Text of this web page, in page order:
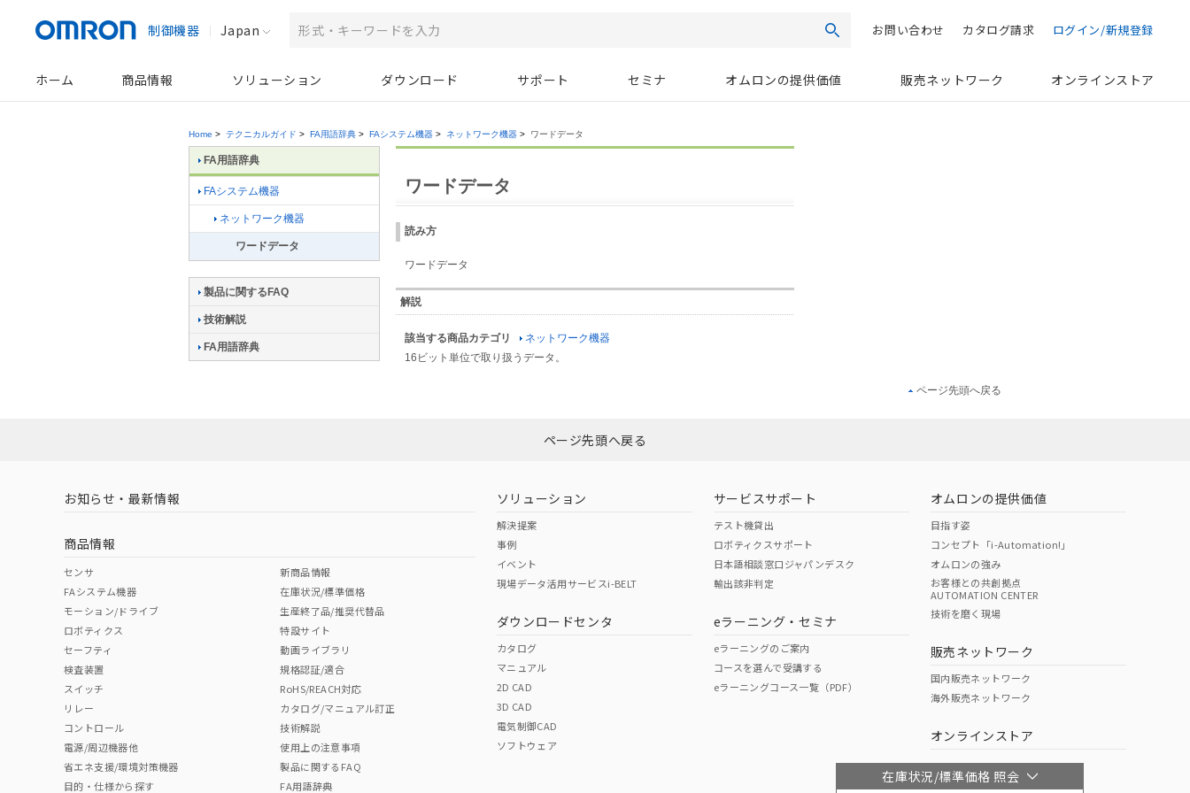
制御機器 Japan お問い合わせ カタログ請求 ログイン/新規登録
ホーム 商品情報 ソリューション ダウンロード サポート セミナ オムロンの提供価値 販売ネットワーク オンラインストア
Home > テクニカルガイド > FA用語辞典 > FAシステム機器 > ネットワーク機器 > ワードデータ
ワードデータ
読み方
ワードデータ
解説
該当する商品カテゴリ
ネットワーク機器
16ビット単位で取り扱うデータ。
FA用語辞典
FAシステム機器
ネットワーク機器
ワードデータ
製品に関するFAQ
技術解説
FA用語辞典
ページ先頭へ戻る
ページ先頭へ戻る
お知らせ・最新情報
商品情報
センサ
FAシステム機器
モーション/ドライブ
ロボティクス
セーフティ
検査装置
スイッチ
リレー
コントロール
電源/周辺機器他
省エネ支援/環境対策機器
目的・仕様から探す
新商品情報
在庫状況/標準価格
生産終了品/推奨代替品
特設サイト
動画ライブラリ
規格認証/適合
RoHS/REACH対応
カタログ/マニュアル訂正
技術解説
使用上の注意事項
製品に関するFAQ
FA用語辞典
ソリューション
解決提案
事例
イベント
現場データ活用サービスi-BELT
ダウンロードセンタ
カタログ
マニュアル
2D CAD
3D CAD
電気制御CAD
ソフトウェア
サービスサポート
テスト機貸出
ロボティクスサポート
日本語相談窓口ジャパンデスク
輸出該非判定
eラーニング・セミナ
eラーニングのご案内
コースを選んで受講する
eラーニングコース一覧（PDF）
オムロンの提供価値
目指す姿
コンセプト「i-Automation!」
オムロンの強み
お客様との共創拠点
AUTOMATION CENTER
技術を磨く現場
販売ネットワーク
国内販売ネットワーク
海外販売ネットワーク
オンラインストア
在庫状況/標準価格 照会